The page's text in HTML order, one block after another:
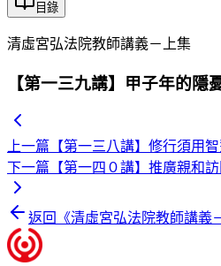
目錄
清虛宮弘法院教師講義－上集
【第一三九講】甲子年的
上一篇 【第一三八講】修行須用
下一篇 【第一四０講】推廣親和
返回《清虛宮弘法院教師講義